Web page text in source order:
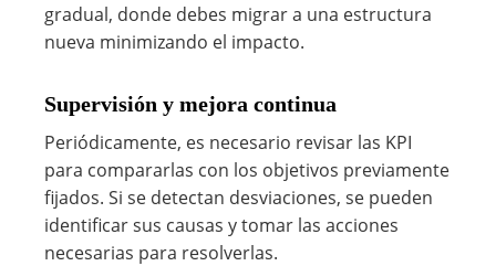
gradual, donde debes migrar a una estructura
nueva minimizando el impacto.
Supervisión y mejora continua
Periódicamente, es necesario revisar las KPI
para compararlas con los objetivos previamente
fijados. Si se detectan desviaciones, se pueden
identificar sus causas y tomar las acciones
necesarias para resolverlas.